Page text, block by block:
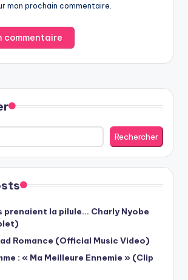
mon prochain commentaire.
Rechercher
prenaient la pilule… Charly Nyobe
Romance (Official Music Video)
: « Ma Meilleure Ennemie » (Clip